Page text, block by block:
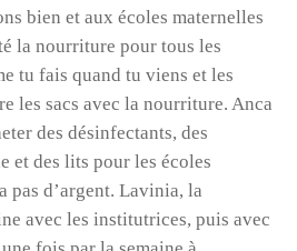
bien et aux écoles maternelles
la nourriture pour tous les
tu fais quand tu viens et les
les sacs avec la nourriture. Anca
des désinfectants, des
et des lits pour les écoles
pas d’argent. Lavinia, la
avec les institutrices, puis avec
un chèque à l’ordre de Terre
Poulet, 165 rue Jean Monnet,
si vous souhaitez faire un